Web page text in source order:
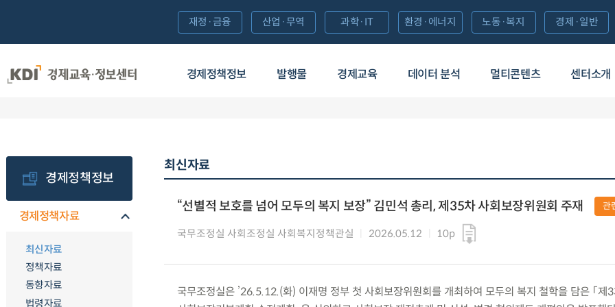
경제정책정보 발행물 경제교육 데이터 분석 멀티콘텐츠 센터소개
재정·금융 산업·무역 과학·IT 환경·에너지 노동·복지 경제·일반
경제정책정보
경제정책자료
최신자료
정책자료
동향자료
법령자료
최신자료
“선별적 보호를 넘어 모두의 복지 보장” 김민석 총리, 제35차 사회보장위원회 주재
국무조정실 사회조정실 사회복지정책관실 2026.05.12 10p
관
국무조정실은 ’26.5.12.(화) 이재명 정부 첫 사회보장위원회를 개최하여 모두의 복지 철학을 담은 「제